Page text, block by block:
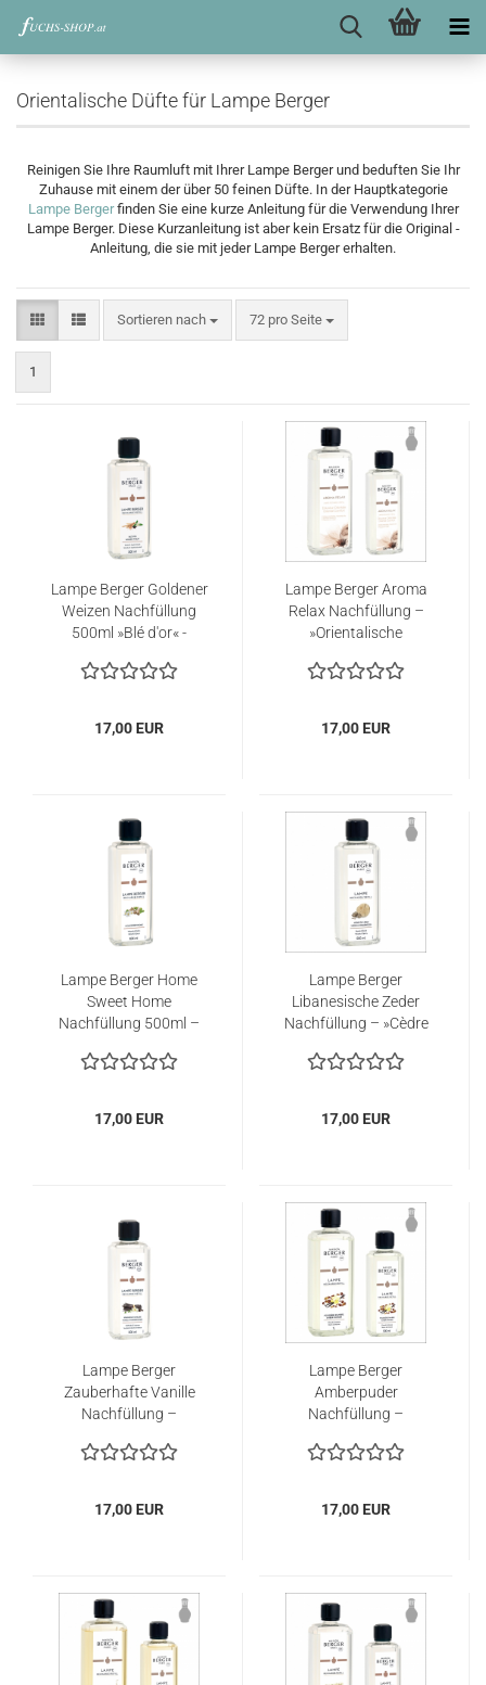
Orientalische Düfte für Lampe Berger
Reinigen Sie Ihre Raumluft mit Ihrer Lampe Berger und beduften Sie Ihr
Zuhause mit einem der über 50 feinen Düfte. In der Hauptkategorie
Lampe Bergerfinden Sie eine kurze Anleitung für die Verwendung Ihrer
Lampe Berger. Diese Kurzanleitung ist aber kein Ersatz für die Original -
Anleitung, die sie mit jeder Lampe Berger erhalten.
Sortieren nach
Sortieren nach 72 pro Seite
pro Seite
1
Lampe Berger Goldener
Weizen Nachfüllung
500ml »Blé d'or« -
17,00 EUR
Lampe Berger Aroma
Relax Nachfüllung –
»Orientalische
17,00 EUR
Lampe Berger Home
Sweet Home
Nachfüllung 500ml –
17,00 EUR
Lampe Berger
Libanesische Zeder
Nachfüllung – »Cèdre
17,00 EUR
Lampe Berger
Zauberhafte Vanille
Nachfüllung –
17,00 EUR
Lampe Berger
Amberpuder
Nachfüllung –
17,00 EUR